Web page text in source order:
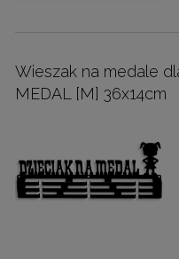
Wieszak na medale
MEDAL [M] 36x14cm